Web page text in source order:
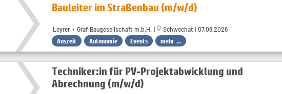
Bauleiter im Straßenbau (m/w/d)
Leyrer + Graf Baugesellschaft m.b.H. | Schwechat | 07.08.2026
Auszeit Autonomie Events mehr ...
Techniker:in für PV-Projektabwicklung und
Abrechnung (m/w/d)